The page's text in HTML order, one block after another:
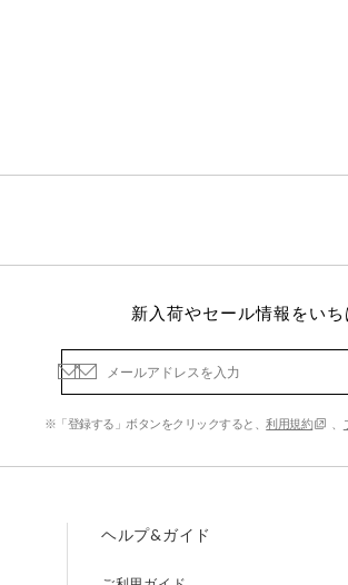
新入荷やセール情報をいち
※「登録する」ボタンをクリックすると、利用規約
ヘルプ&ガイド